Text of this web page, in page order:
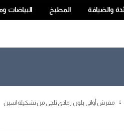
والضيافة المطبخ البياضات
مفرش أواني بلون رمادي ثلجي من تشكيلة اسبن